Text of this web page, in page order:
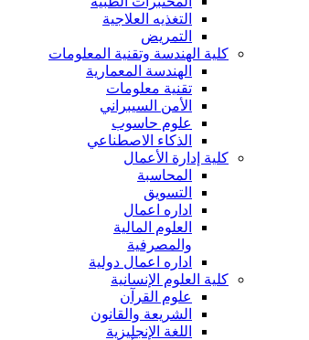
التغذيه العلاجية
التمريض
كلية الهندسة وتقنية المعلومات
الهندسة المعمارية
تقنية معلومات
الأمن السيبراني
علوم حاسوب
الذكاء الاصطناعي
كلية إدارة الأعمال
المحاسبة
التسويق
اداره اعمال
العلوم المالية
والمصرفية
اداره اعمال دولية
كلية العلوم الإنسانية
علوم القرآن
الشريعة والقانون
اللغة الإنجليزية